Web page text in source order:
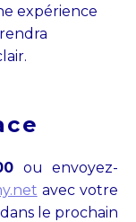
expérience
ou envoyez-
avec votre
le prochain